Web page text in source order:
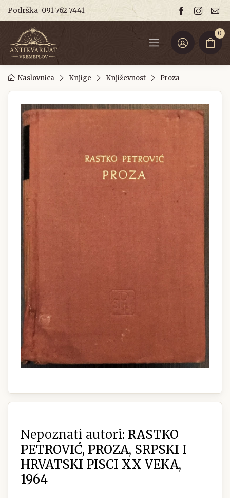
Podrška 091 762 7441
0
Naslovnica Knjige Književnost Proza
Nepoznati autori: RASTKO
PETROVIĆ, PROZA, SRPSKI I
HRVATSKI PISCI XX VEKA,
1964